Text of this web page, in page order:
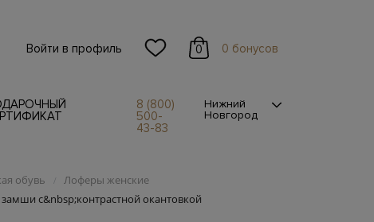
Войти в профиль 0 0 бонусов
8 (800)
500-
43-83
Нижний
Новгород
обувь / Лоферы женские
с&nbsp;контрастной окантовкой